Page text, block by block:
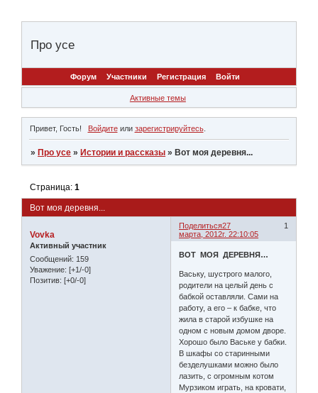
Про усе
Форум Участники Регистрация Войти
Активные темы
Привет, Гость! Войдитеили зарегистрируйтесь.
» Про усе » Истории и рассказы » Вот моя деревня...
Вот моя деревня...
Страница:1
Поделиться 1
27
марта, 2012г. 22:10:05
Vovka
Активный участник
Сообщений: 159
Уважение: [+1/-0]
Позитив: [+0/-0]
ВОТ МОЯ ДЕРЕВНЯ…
Ваську, шустрого малого,
родители на целый день с
бабкой оставляли. Сами на
работу, а его – к бабке, что
жила в старой избушке на
одном с новым домом дворе.
Хорошо было Ваське у бабки.
В шкафы со старинными
безделушками можно было
лазить, с огромным котом
Мурзиком играть, на кровати,